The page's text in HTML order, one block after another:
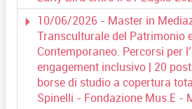
10/06/2026 - Master in
Transculturale del Patrimonio
Contemporaneo. Percorsi per
engagement inclusivo | 20
borse di studio a copertura
Spinelli - Fondazione Mus.E -